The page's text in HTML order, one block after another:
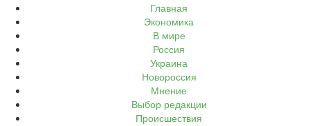
Главная
Экономика
В мире
Россия
Украина
Новороссия
Мнение
Выбор редакции
Происшествия